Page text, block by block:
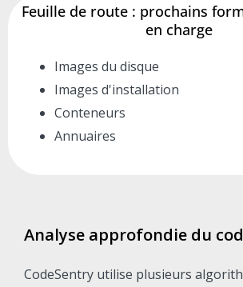
Feuille de route : prochains
en charge
Images du disque
Images d'installation
Conteneurs
Annuaires
Analyse approfondie du
CodeSentry utilise plusieurs